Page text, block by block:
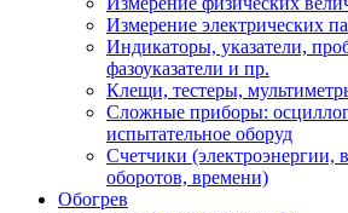
Измерение электрических
Индикаторы, указатели,
фазоуказатели и пр.
Клещи, тестеры,
Сложные приборы:
испытательное оборуд
Счетчики (электроэнергии,
оборотов, времени)
Обогрев